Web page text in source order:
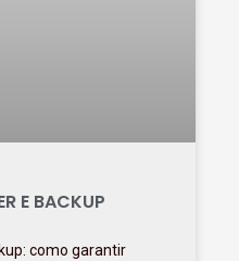
E BACKUP
como garantir